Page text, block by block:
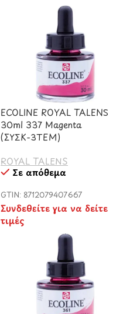
ECOLINE ROYAL TALENS
30ml 337 Magenta
(ΣΥΣΚ-3TEM)
ROYAL TALENS
Σε απόθεμα
GTIN: 8712079407667
Συνδεθείτε για να δείτε
τιμές